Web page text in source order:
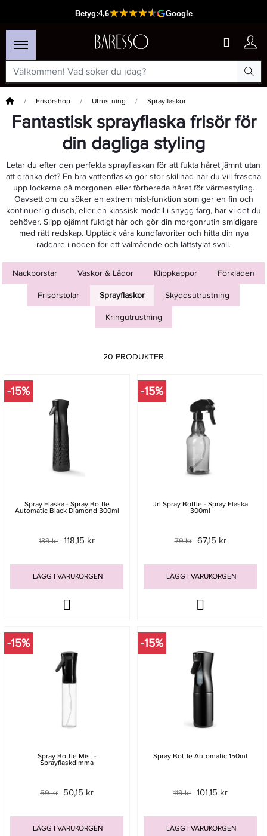
Hem Frisörshop Utrustning Sprayflaskor
Fantastisk sprayflaska frisör för
din dagliga styling
Letar du efter den perfekta sprayflaskan för att fukta håret jämnt utan
att dränka det? En bra vattenflaska gör stor skillnad när du vill fräscha
upp lockarna på morgonen eller förbereda håret för värmestyling.
Oavsett om du söker en extrem mist-funktion som ger en fin och
kontinuerlig dusch, eller en klassisk modell i snygg färg, har vi det du
behöver. Slipp ojämnt fuktigt hår och gör din morgonrutin smidigare
med rätt redskap. Upptäck våra kundfavoriter och hitta din nya
räddare i nöden för ett välmående och lättstylat svall.
Nackborstar Väskor & Lådor Klippkappor Förkläden
Frisörstolar Sprayflaskor Skyddsutrustning
Kringutrustning
20 PRODUKTER
-15%
Spray Flaska - Spray Bottle
Automatic Black Diamond 300ml
139 kr 118,15 kr
LÄGG I VARUKORGEN
-15%
Jrl Spray Bottle - Spray Flaska
300ml
79 kr 67,15 kr
LÄGG I VARUKORGEN
-15%
Spray Bottle Mist -
Sprayflaskdimma
59 kr 50,15 kr
LÄGG I VARUKORGEN
-15%
Spray Bottle Automatic 150ml
119 kr 101,15 kr
LÄGG I VARUKORGEN